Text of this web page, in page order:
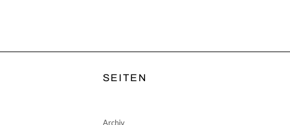
SEITEN
Archiv